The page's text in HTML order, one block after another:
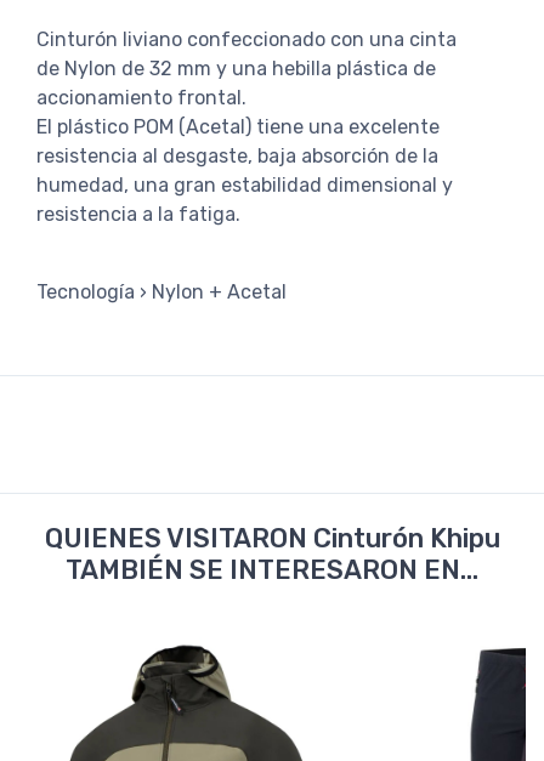
Cinturón liviano confeccionado con una cinta
de Nylon de 32 mm y una hebilla plástica de
accionamiento frontal.
El plástico POM (Acetal) tiene una excelente
resistencia al desgaste, baja absorción de la
humedad, una gran estabilidad dimensional y
resistencia a la fatiga.
Tecnología › Nylon + Acetal
QUIENES VISITARON Cinturón Khipu
TAMBIÉN SE INTERESARON EN...